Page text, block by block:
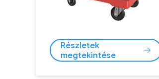
Részletek
megtekintése